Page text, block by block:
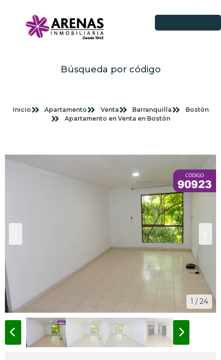
Búsqueda por código
Inicio Apartamento Venta Barranquilla
Bostón
Apartamento en Venta en Bostón
1 / 24